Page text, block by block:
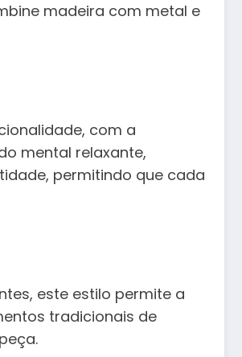
madeira com metal e
com a
mental relaxante,
permitindo que cada
este estilo permite a
tradicionais de